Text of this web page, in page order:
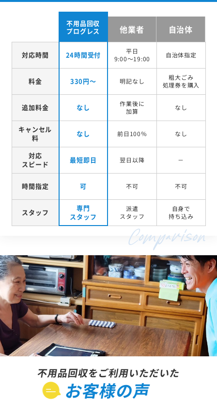
不用品回収
プログレス
他業者 自治体
対応時間 24時間受付
平日
9:00～19:00
自治体指定
料金 330円～ 明記なし
粗大ごみ
処理券を購入
追加料金 なし
作業後に
加算
なし
キャンセル
料
なし 前日100％ なし
対応
スピード
最短即日 翌日以降 －
時間指定 可 不可 不可
スタッフ
専門
スタッフ
派遣
スタッフ
自身で
持ち込み
不用品回収をご利用いただいた
お客様の声